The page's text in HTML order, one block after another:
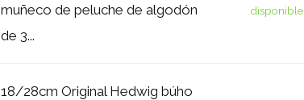
muñeco de peluche de algodón
de 3...
disponible
18/28cm Original Hedwig búho